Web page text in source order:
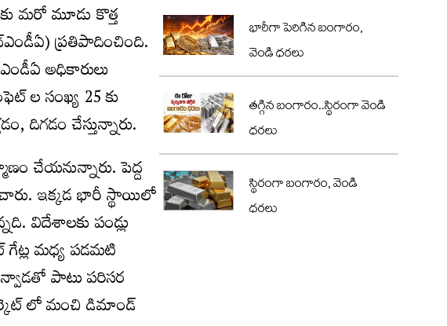
మరో మూడు కొత్త
ప్రతిపాదించింది.
అధికారులు
ల సంఖ్య 25 కు
దిగడం చేస్తున్నారు.
చేయనున్నారు. పెద్ద
ఇక్కడ భారీ స్థాయిలో
విదేశాలకు పండ్లు
గేట్ల మధ్య పడమటి
పాటు పరిసర
లో మంచి డిమాండ్
భారీగా పెరిగిన బంగారం,
వెండి ధరలు
తగ్గిన బంగారం..స్థిరంగా వెండి
ధరలు
స్థిరంగా బంగారం, వెండి
ధరలు